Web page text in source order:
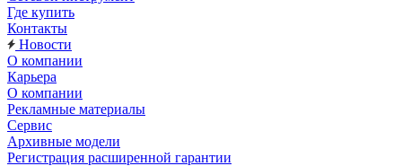
Где купить
Контакты
Новости
О компании
Карьера
О компании
Рекламные материалы
Сервис
Архивные модели
Регистрация расширенной гарантии